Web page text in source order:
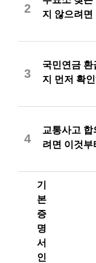
2
지 않으려면
3
국민연금 환
지 먼저 확
4
교통사고
려면 이것부
기
본
증
명
서
인